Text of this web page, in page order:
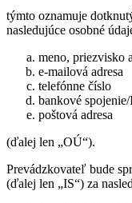
týmto oznamuje
nasledujúce osobné
meno, priezvisko
e-mailová adresa
telefónne číslo
bankové
poštová adresa
(ďalej len „OÚ“).
Prevádzkovateľ bude
(ďalej len „IS“) za